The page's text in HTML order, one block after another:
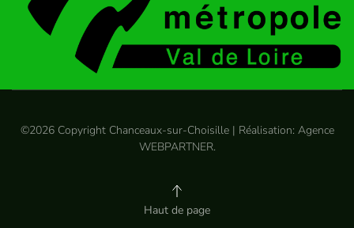
©2026Copyright Chanceaux-sur-Choisille | Réalisation: Agence
WEBPARTNER.
Haut de page